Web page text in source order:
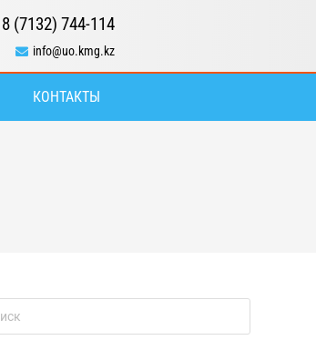
8 (7132) 744-114
info@uo.kmg.kz
КОНТАКТЫ